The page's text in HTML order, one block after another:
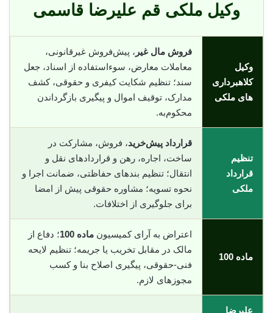
وکیل ملکی قم علیرضا قاسمی
وکیل
کلاهبرداری
های ملکی
فروش مال غیر ، پیش‌فروش غیرقانونی،
معاملات معارض، سوء‌استفاده از اسناد، جعل
سند؛ تنظیم شکایت کیفری و حقوقی، کشف
مدارک، توقیف اموال و پیگیری بازگرداندن
محکوم‌به.
تنظیم
قرارداد
ملکی
قرارداد پیش‌خرید، فروش، مشارکت در
ساخت، اجاره، رهن و قراردادهای نقل و
انتقال؛ تنظیم بندهای حفاظتی، ضمانت اجرا و
نحوه تسویه؛ مشاوره حقوقی پیش از امضا
برای جلوگیری از اختلافات.
ماده 100
اعتراض به آرای کمیسیون ماده 100
؛ دفاع از
مالک در مقابل تخریب یا جریمه؛ تنظیم لایحه
فنی-حقوقی، پیگیری اصلاح بنا و کسب
مجوزهای لازم.
علیرضا